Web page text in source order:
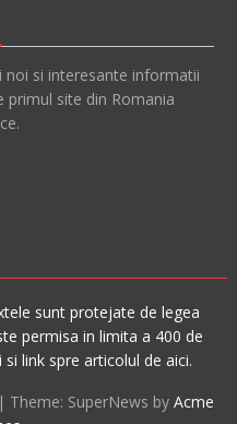
noi si interesante informatii
primul site din Romania
sunt protejate de legea
permisa in limita a 400 de
link spre articolul de aici.
| Theme: SuperNews byAcme